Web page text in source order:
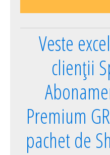
Veste
clienții
Premium
pachet de